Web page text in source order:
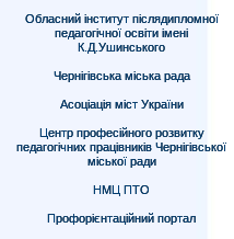
Обласний інститут післядипломної
педагогічної освіти імені
К.Д.Ушинського
Чернігівська міська рада
Асоціація міст України
Центр професійного розвитку
педагогічних працівників Чернігівської
міської ради
НМЦ ПТО
Профорієнтаційний портал